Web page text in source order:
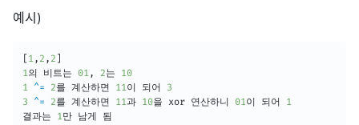
예시)
1, 2 , 2
1의 비트는 01, 2는 10
1 ^= 2를 계산하면 11이 되어 3
3
^= 2를 계산하면 11과 10을 xor 연산하니 01이 되어 1
결과는 1만 남게 됨